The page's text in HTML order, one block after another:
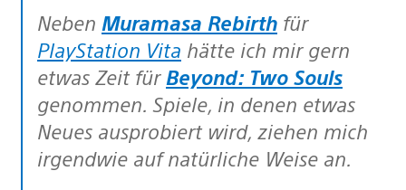
Neben Muramasa Rebirth für
PlayStation Vita hätte ich mir gern
etwas Zeit für Beyond: Two Souls
genommen. Spiele, in denen etwas
Neues ausprobiert wird, ziehen mich
irgendwie auf natürliche Weise an.